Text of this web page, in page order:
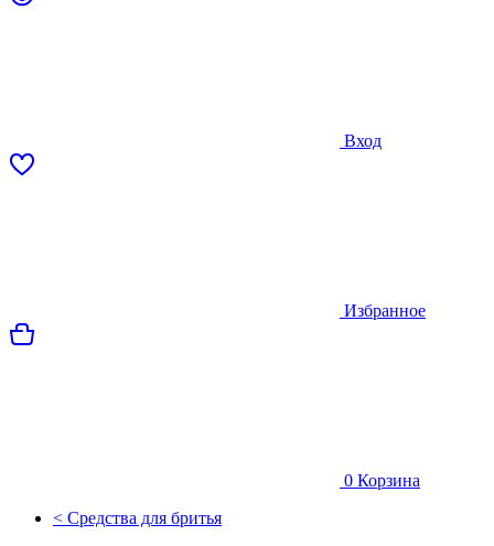
Вход
Избранное
0 Корзина
< Средства для бритья